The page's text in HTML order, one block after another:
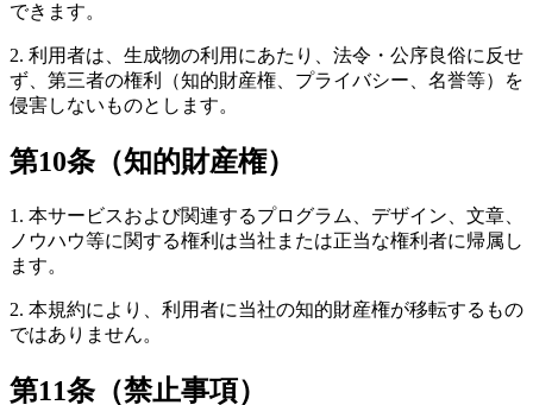
できます。
2. 利用者は、生成物の利用にあたり、法令・公序良俗に反せ
ず、第三者の権利（知的財産権、プライバシー、名誉等）を
侵害しないものとします。
第10条（知的財産権）
1. 本サービスおよび関連するプログラム、デザイン、文章、
ノウハウ等に関する権利は当社または正当な権利者に帰属し
ます。
2. 本規約により、利用者に当社の知的財産権が移転するもの
ではありません。
第11条（禁止事項）